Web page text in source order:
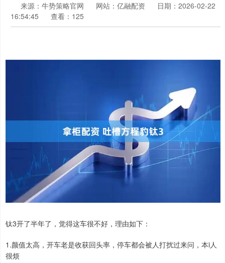
来源：牛势策略官网 网站：亿融配资
日期：2026-02-22
16:54:45
查看：125
钛3开了半年了，觉得这车很不好，理由如下：
1.颜值太高，开车老是收获回头率，停车都会被人打扰过来问，本i人
很烦